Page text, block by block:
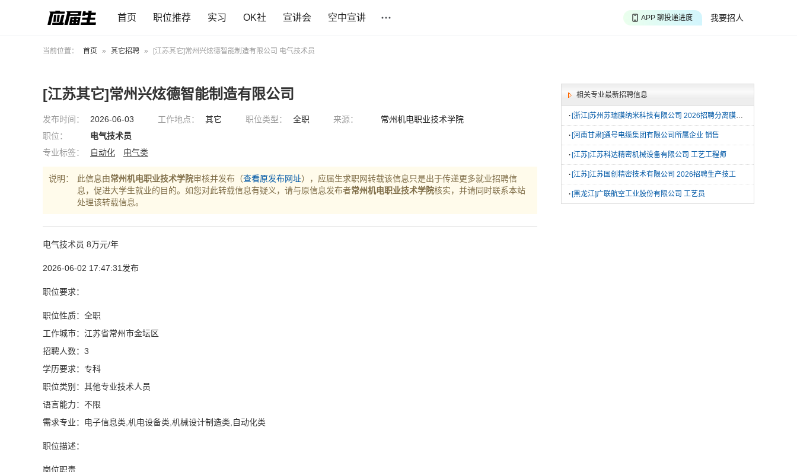
首页 职位推荐 实习 OK社 宣讲会 空中宣讲 我要招人
APP 聊投递进度
当前位置： 首页 » 其它招聘 » [江苏其它]常州兴炫德智能制造有限公司 电气技术员
[江苏其它]常州兴炫德智能制造有限公司
发布时间： 2026-06-03 工作地点： 其它 职位类型： 全职 来源：
常州机电职业技术学院
职位：
电气技术员
专业标签：
自动化 电气类
说明： 此信息由常州机电职业技术学院审核并发布（查看原发布网址），应届生求职网转载该信息只是出于传递更多就业招聘信
息，促进大学生就业的目的。如您对此转载信息有疑义，请与原信息发布者常州机电职业技术学院核实，并请同时联系本站
处理该转载信息。
电气技术员 8万元/年
2026-06-02 17:47:31发布
职位要求：
职位性质：全职
工作城市：江苏省常州市金坛区
招聘人数：3
学历要求：专科
职位类别：其他专业技术人员
语言能力：不限
需求专业：电子信息类,机电设备类,机械设计制造类,自动化类
职位描述：
岗位职责
相关专业最新招聘信息
· [浙江]苏州苏瑞膜纳米科技有限公司 2026招聘分离膜技术员
· [河南甘肃]通号电缆集团有限公司所属企业 销售
· [江苏]江苏科达精密机械设备有限公司 工艺工程师
· [江苏]江苏国创精密技术有限公司 2026招聘生产技工
· [黑龙江]广联航空工业股份有限公司 工艺员